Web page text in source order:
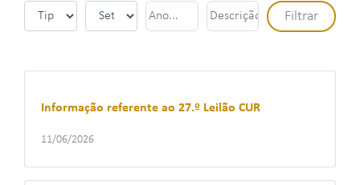
Informação referente ao 27.º Leilão CUR
11/06/2026